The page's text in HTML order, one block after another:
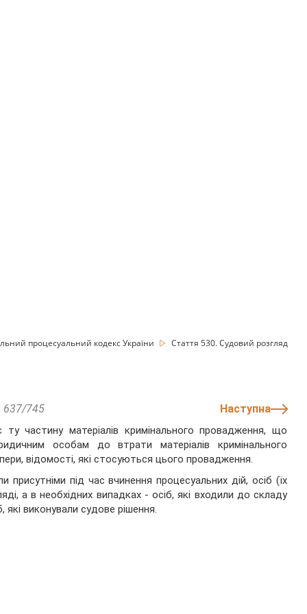
процесуальний кодекс України Стаття 530. Судовий розгляд
637/745 Наступна
частину матеріалів кримінального провадження, що
особам до втрати матеріалів кримінального
відомості, які стосуються цього провадження.
під час вчинення процесуальних дій, осіб (їх
а в необхідних випадках - осіб, які входили до складу
виконували судове рішення.